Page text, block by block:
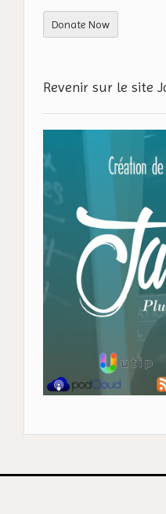
Donate Now
Revenir sur le site